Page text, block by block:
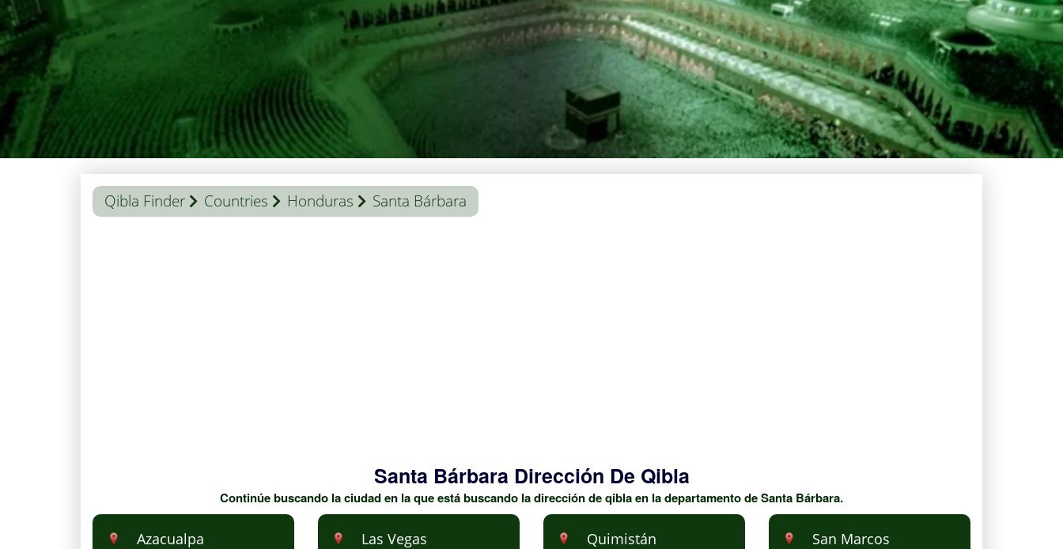
Qibla Finder Countries Honduras Santa Bárbara
Santa Bárbara Dirección De Qibla
Continúe buscando la ciudad en la que está buscando la dirección de qibla en la departamento de Santa Bárbara.
Azacualpa Las Vegas Quimistán San Marcos